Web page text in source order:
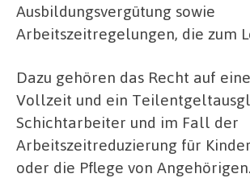
Ausbildungsvergütung sowie
Arbeitszeitregelungen, die zum
Dazu gehören das Recht auf
Vollzeit und ein
Schichtarbeiter und im Fall der
Arbeitszeitreduzierung für
oder die Pflege von Angehörigen.